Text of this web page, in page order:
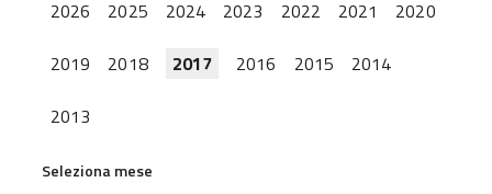
2026 2025 2024 2023 2022 2021
2020
2019
2018 2017 2016 2015
2014
2013
Seleziona mese